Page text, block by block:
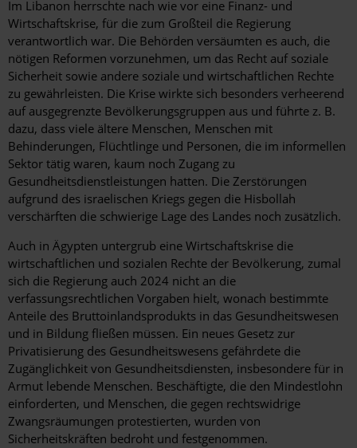
Im Libanon herrschte nach wie vor eine Finanz- und
Wirtschaftskrise, für die zum Großteil die Regierung
verantwortlich war. Die Behörden versäumten es auch, die
nötigen Reformen vorzunehmen, um das Recht auf soziale
Sicherheit sowie andere soziale und wirtschaftlichen Rechte
zu gewährleisten. Die Krise wirkte sich besonders verheerend
auf ausgegrenzte Bevölkerungsgruppen aus und führte z. B.
dazu, dass viele ältere Menschen, Menschen mit
Behinderungen, Flüchtlinge und Personen, die im informellen
Sektor tätig waren, kaum noch Zugang zu
Gesundheitsdienstleistungen hatten. Die Zerstörungen
aufgrund des israelischen Kriegs gegen die Hisbollah
verschärften die schwierige Lage des Landes noch zusätzlich.
Auch in Ägypten untergrub eine Wirtschaftskrise die
wirtschaftlichen und sozialen Rechte der Bevölkerung, zumal
sich die Regierung auch 2024 nicht an die
verfassungsrechtlichen Vorgaben hielt, wonach bestimmte
Anteile des Bruttoinlandsprodukts in das Gesundheitswesen
und in Bildung fließen müssen. Ein neues Gesetz zur
Privatisierung des Gesundheitswesens gefährdete die
Zugänglichkeit von Gesundheitsdiensten, insbesondere für in
Armut lebende Menschen. Beschäftigte, die den Mindestlohn
einforderten, und Menschen, die gegen rechtswidrige
Zwangsräumungen protestierten, wurden von
Sicherheitskräften bedroht und festgenommen.